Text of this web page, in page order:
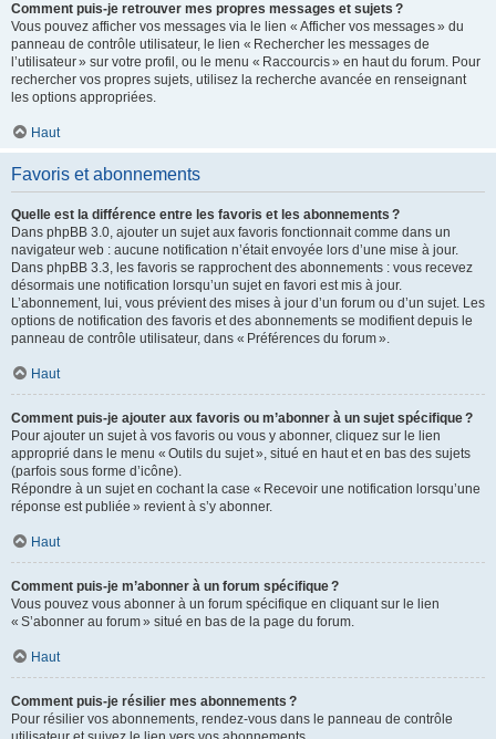
Comment puis-je retrouver mes propres messages et sujets ?
Vous pouvez afficher vos messages via le lien « Afficher vos messages » du
panneau de contrôle utilisateur, le lien « Rechercher les messages de
l’utilisateur » sur votre profil, ou le menu « Raccourcis » en haut du forum. Pour
rechercher vos propres sujets, utilisez la recherche avancée en renseignant
les options appropriées.
Haut
Favoris et abonnements
Quelle est la différence entre les favoris et les abonnements ?
Dans phpBB 3.0, ajouter un sujet aux favoris fonctionnait comme dans un
navigateur web : aucune notification n’était envoyée lors d’une mise à jour.
Dans phpBB 3.3, les favoris se rapprochent des abonnements : vous recevez
désormais une notification lorsqu’un sujet en favori est mis à jour.
L’abonnement, lui, vous prévient des mises à jour d’un forum ou d’un sujet. Les
options de notification des favoris et des abonnements se modifient depuis le
panneau de contrôle utilisateur, dans « Préférences du forum ».
Haut
Comment puis-je ajouter aux favoris ou m’abonner à un sujet spécifique ?
Pour ajouter un sujet à vos favoris ou vous y abonner, cliquez sur le lien
approprié dans le menu « Outils du sujet », situé en haut et en bas des sujets
(parfois sous forme d’icône).
Répondre à un sujet en cochant la case « Recevoir une notification lorsqu’une
réponse est publiée » revient à s’y abonner.
Haut
Comment puis-je m’abonner à un forum spécifique ?
Vous pouvez vous abonner à un forum spécifique en cliquant sur le lien
« S’abonner au forum » situé en bas de la page du forum.
Haut
Comment puis-je résilier mes abonnements ?
Pour résilier vos abonnements, rendez-vous dans le panneau de contrôle